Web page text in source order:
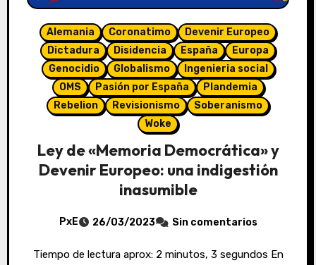
Alemania Coronatimo
Devenir Europeo
Dictadura
Disidencia España
Europa
Genocidio
Globalismo
Ingenieria social
OMS
Pasión por España
Plandemia
Rebelion
Revisionismo
Soberanismo
Woke
Ley de «Memoria Democrática» y
Devenir Europeo: una indigestión
inasumible
PxE 26/03/2023 Sin comentarios
Tiempo de lectura aprox: 2 minutos, 3 segundos En